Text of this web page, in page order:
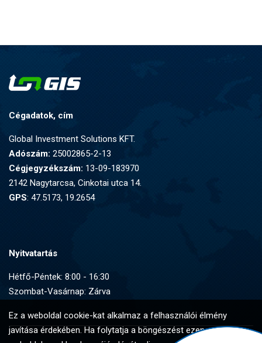
Cégadatok, cím
Global Investment Solutions KFT.
Adószám: 25002865-2-13
Cégjegyzékszám: 13-09-183970
2142 Nagytarcsa, Cinkotai utca 14.
GPS: 47.5173, 19.2654
Nyitvatartás
Hétfő-Péntek: 8:00 - 16:30
Szombat-Vasárnap: Zárva
Ez a weboldal cookie-kat alkalmaz a felhasználói élmény
javítása érdekében. Ha folytatja a böngészést ezen a